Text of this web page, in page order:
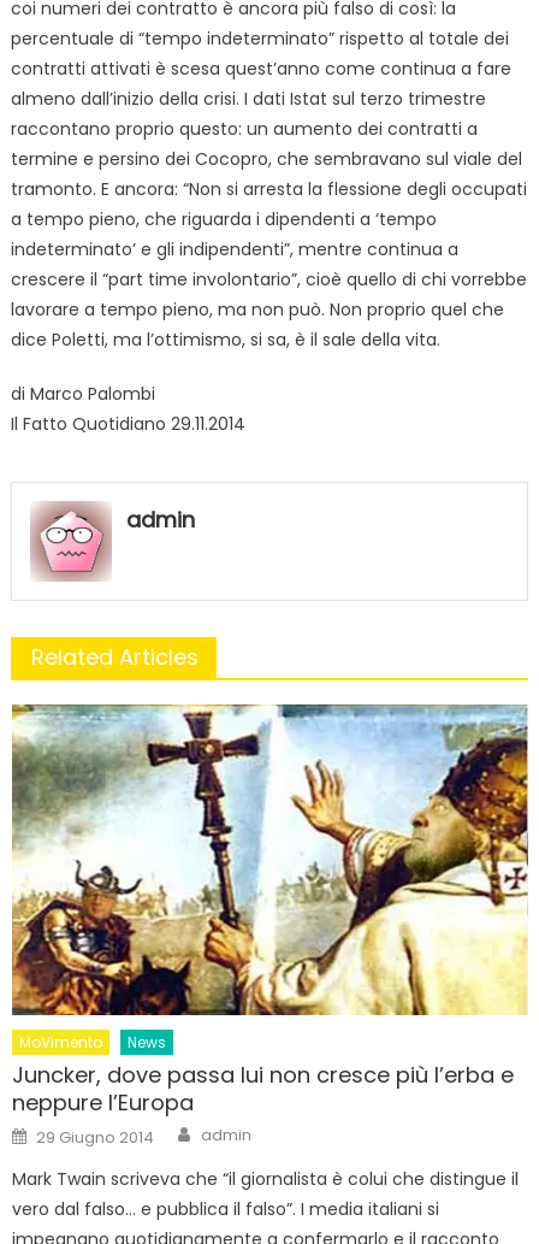
coi numeri dei contratto è ancora più falso di così: la
percentuale di “tempo indeterminato” rispetto al totale dei
contratti attivati è scesa quest’anno come continua a fare
almeno dall’inizio della crisi. I dati Istat sul terzo trimestre
raccontano proprio questo: un aumento dei contratti a
termine e persino dei Cocopro, che sembravano sul viale del
tramonto. E ancora: “Non si arresta la flessione degli occupati
a tempo pieno, che riguarda i dipendenti a ‘tempo
indeterminato’ e gli indipendenti”, mentre continua a
crescere il “part time involontario”, cioè quello di chi vorrebbe
lavorare a tempo pieno, ma non può. Non proprio quel che
dice Poletti, ma l’ottimismo, si sa, è il sale della vita.
di Marco Palombi
Il Fatto Quotidiano 29.11.2014
admin
Related Articles
MoVimento News
Juncker, dove passa lui non cresce più l’erba e
neppure l’Europa
Posted
on
29 Giugno 2014 Author
admin
Mark Twain scriveva che “il giornalista è colui che distingue il
vero dal falso… e pubblica il falso”. I media italiani si
impegnano quotidianamente a confermarlo e il racconto